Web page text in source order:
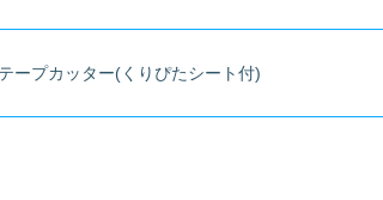
テープカッター(くりぴたシート付)